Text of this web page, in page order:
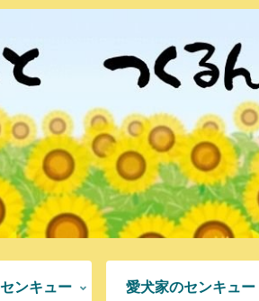
ンキュー 愛犬家のセンキュー